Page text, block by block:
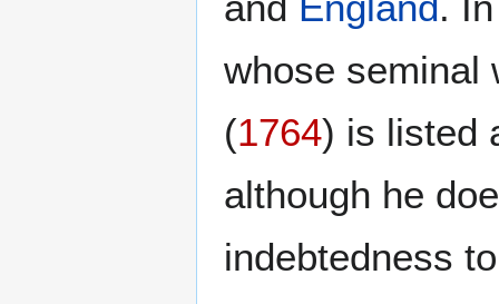
whose seminal
(1764) is listed
although he
indebtedness